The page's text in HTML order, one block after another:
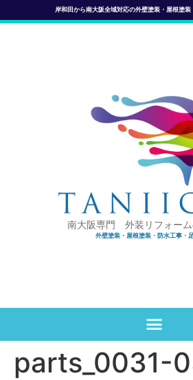
岸和田から南大阪全域対応の外壁塗装・屋根塗
南大阪専門 外装リフォーム
外壁塗装・屋根塗装・防水工事・
parts_0031-